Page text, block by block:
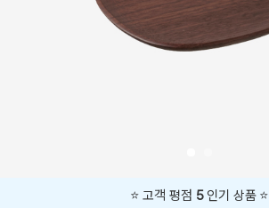
⭐️ 고객 평점 5인기 상품 ⭐️